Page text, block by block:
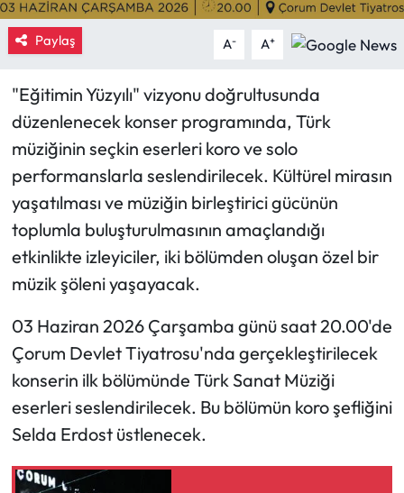
Paylaş A- A+
"Eğitimin Yüzyılı" vizyonu doğrultusunda
düzenlenecek konser programında, Türk
müziğinin seçkin eserleri koro ve solo
performanslarla seslendirilecek. Kültürel mirasın
yaşatılması ve müziğin birleştirici gücünün
toplumla buluşturulmasının amaçlandığı
etkinlikte izleyiciler, iki bölümden oluşan özel bir
müzik şöleni yaşayacak.
03 Haziran 2026 Çarşamba günü saat 20.00'de
Çorum Devlet Tiyatrosu'nda gerçekleştirilecek
konserin ilk bölümünde Türk Sanat Müziği
eserleri seslendirilecek. Bu bölümün koro şefliğini
Selda Erdost üstlenecek.
Kimdir?
Kültür Sanat
Laçin Haberleri
Magazin
Mecitözü Haberleri
Oğuzlar Haberleri
Ortaköy Haberleri
Osmancık Haberleri
Otomotiv
Resmi İlan
Resmi Reklam